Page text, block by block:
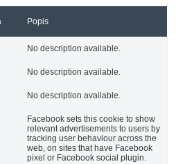
Popis
No description available.
No description available.
No description available.
Facebook sets this cookie to show
relevant advertisements to users by
tracking user behaviour across the
web, on sites that have Facebook
pixel or Facebook social plugin.